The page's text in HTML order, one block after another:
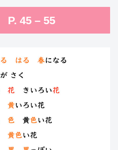
45 – 55